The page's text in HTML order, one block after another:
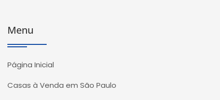
Menu
Página Inicial
Casas à Venda em São Paulo